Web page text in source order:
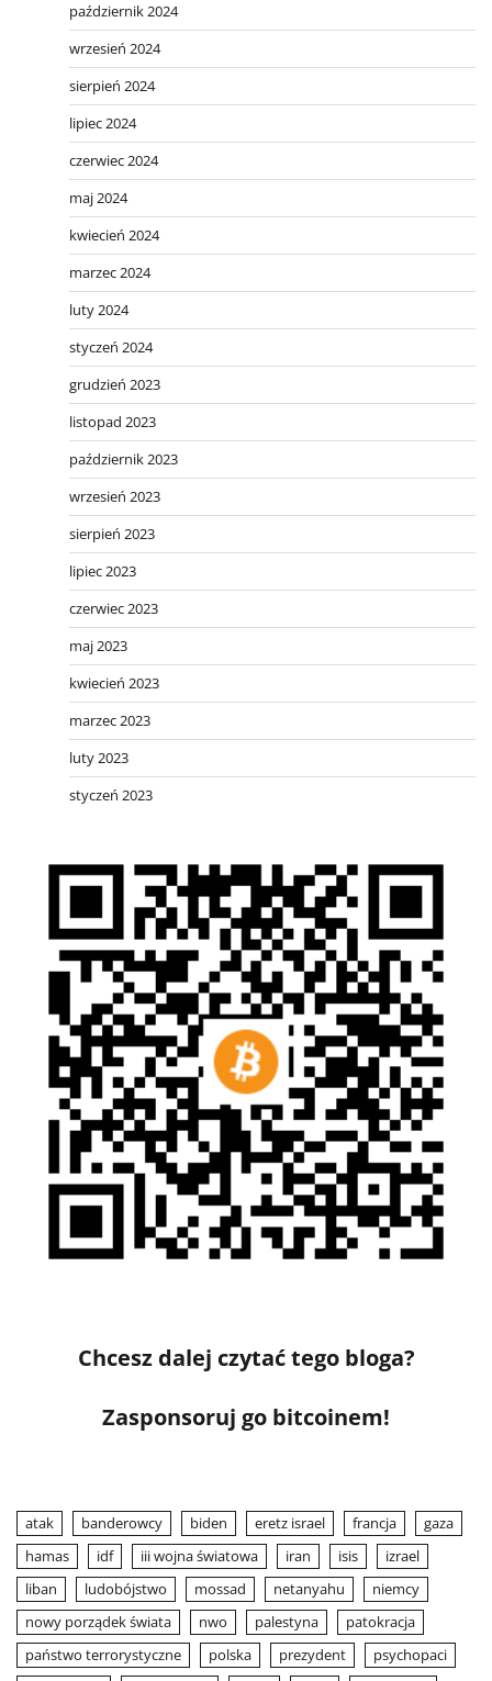
październik 2024
wrzesień 2024
sierpień 2024
lipiec 2024
czerwiec 2024
maj 2024
kwiecień 2024
marzec 2024
luty 2024
styczeń 2024
grudzień 2023
listopad 2023
październik 2023
wrzesień 2023
sierpień 2023
lipiec 2023
czerwiec 2023
maj 2023
kwiecień 2023
marzec 2023
luty 2023
styczeń 2023
Chcesz dalej czytać tego bloga?
Zasponsoruj go bitcoinem!
atak banderowcy biden eretz israel francja
gaza
hamas
idf iii wojna światowa iran isis
izrael
liban
ludobójstwo mossad netanyahu
niemcy
nowy porządek świata
nwo palestyna
patokracja
państwo terrorystyczne
polska prezydent
psychopaci